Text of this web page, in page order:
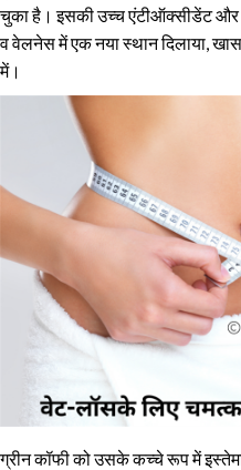
चुका है। इसकी उच्च एंटीऑक्सीडेंट और
व वेलनेस में एक नया स्थान दिलाया,
में।
ग्रीन कॉफी को उसके कच्चे रूप में